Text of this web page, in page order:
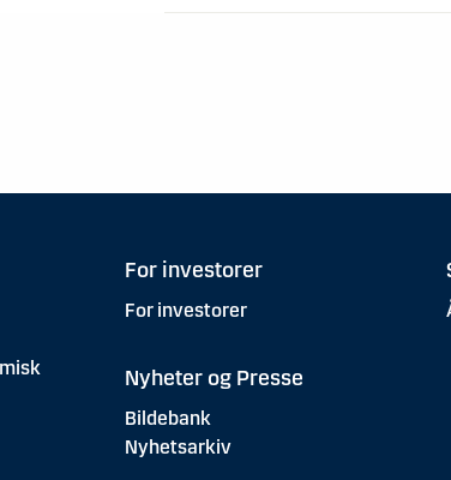
For investorer
For investorer
Nyheter og Presse
Bildebank
Nyhetsarkiv